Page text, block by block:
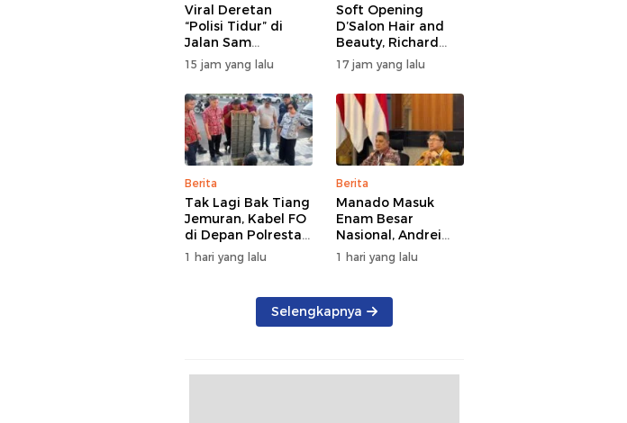
Viral Deretan
“Polisi Tidur” di
Jalan Sam
Ratulangi 17
Manado, Dishub
Akan
Musyawarahkan
Solusi
15 jam yang lalu
Soft Opening
D’Salon Hair and
Beauty, Richard
Sualang: Bukti Iklim
Usaha di Manado
Terus Bertumbuh
17 jam yang lalu
Berita
Tak Lagi Bak Tiang
Jemuran, Kabel FO
di Depan Polresta
Manado Ditata
1 hari yang lalu
Berita
Manado Masuk
Enam Besar
Nasional, Andrei
Angouw Paparkan
Inovasi Layanan
Hadapan Tim
BKPM
1 hari yang lalu
Selengkapnya